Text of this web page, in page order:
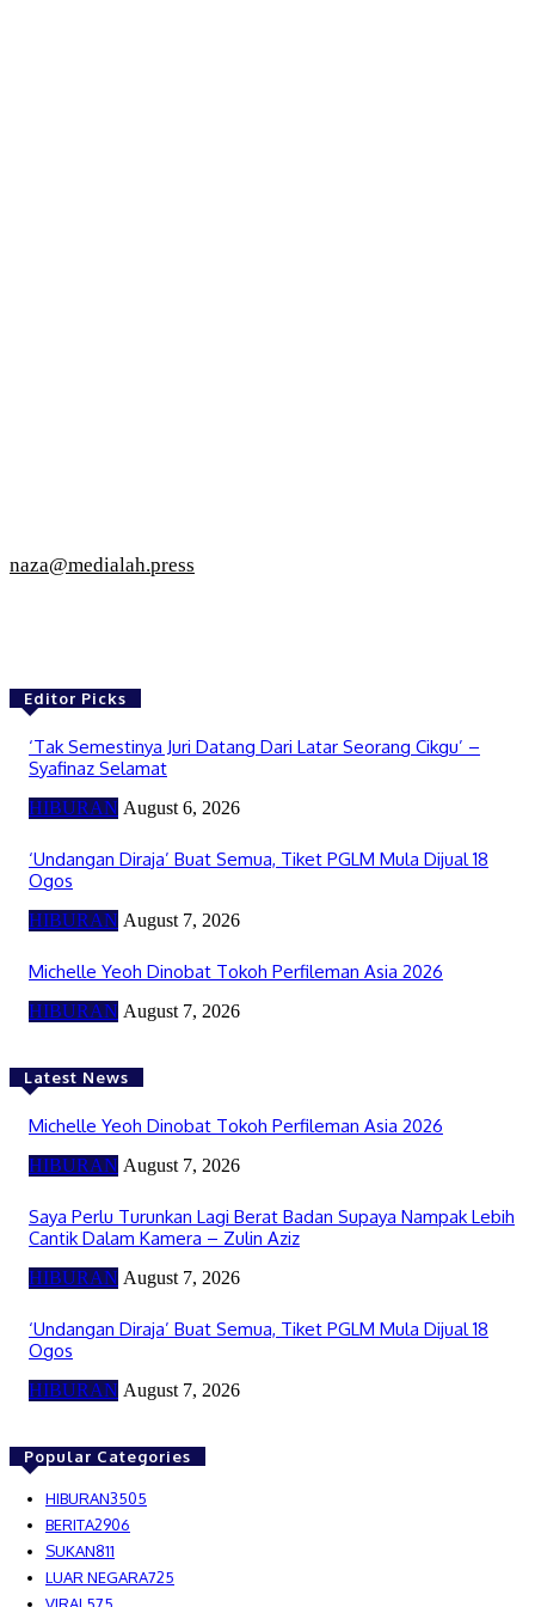
naza@medialah.press
Editor Picks
‘Tak Semestinya Juri Datang Dari Latar Seorang Cikgu’ –
Syafinaz Selamat
HIBURAN August 6, 2026
‘Undangan Diraja’ Buat Semua, Tiket PGLM Mula Dijual 18
Ogos
HIBURAN August 7, 2026
Michelle Yeoh Dinobat Tokoh Perfileman Asia 2026
HIBURAN August 7, 2026
Latest News
Michelle Yeoh Dinobat Tokoh Perfileman Asia 2026
HIBURAN August 7, 2026
Saya Perlu Turunkan Lagi Berat Badan Supaya Nampak Lebih
Cantik Dalam Kamera – Zulin Aziz
HIBURAN August 7, 2026
‘Undangan Diraja’ Buat Semua, Tiket PGLM Mula Dijual 18
Ogos
HIBURAN August 7, 2026
Popular Categories
HIBURAN3505
BERITA2906
SUKAN811
LUAR NEGARA725